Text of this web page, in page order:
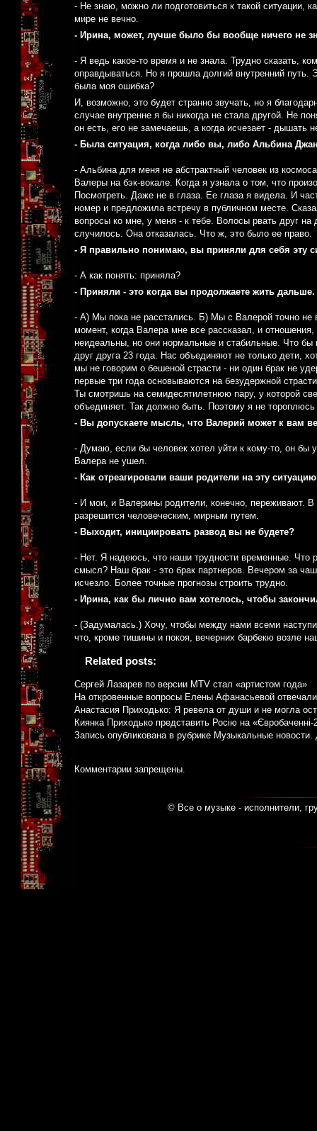
- Не знаю, можно ли подготовиться к такой ситуации,
мире не вечно.
- Ирина, может, лучше было бы вообще ничего не
- Я ведь какое-то время и не знала. Трудно сказать,
оправдываться. Но я прошла долгий внутренний
была моя ошибка?
И, возможно, это будет странно звучать, но я
случае внутренне я бы никогда не стала другой. Не
он есть, его не замечаешь, а когда исчезает - дышать
- Была ситуация, когда либо вы, либо Альбина
- Альбина для меня не абстрактный человек из
Валеры на бэк-вокале. Когда я узнала о том, что
Посмотреть. Даже не в глаза. Ее глаза я видела. И
номер и предложила встречу в публичном месте.
вопросы ко мне, у меня - к тебе. Волосы рвать друг
случилось. Она отказалась. Что ж, это было ее право.
- Я правильно понимаю, вы приняли для себя эту
- А как понять: приняла?
- Приняли - это когда вы продолжаете жить
- А) Мы пока не расстались. Б) Мы с Валерой точно не
момент, когда Валера мне все рассказал, и
неидеальны, но они нормальные и стабильные. Что
друг друга 23 года. Нас объединяют не только дети,
мы не говорим о бешеной страсти - ни один брак не
первые три года основываются на безудержной
Ты смотришь на семидесятилетнюю пару, у которой
объединяет. Так должно быть. Поэтому я не
- Вы допускаете мысль, что Валерий может к вам
- Думаю, если бы человек хотел уйти к кому-то, он бы
Валера не ушел.
- Как отреагировали ваши родители на эту
- И мои, и Валерины родители, конечно, переживают.
разрешится человеческим, мирным путем.
- Выходит, инициировать развод вы не будете?
- Нет. Я надеюсь, что наши трудности временные. Что
смысл? Наш брак - это брак партнеров. Вечером за
исчезло. Более точные прогнозы строить трудно.
- Ирина, как бы лично вам хотелось, чтобы
- (Задумалась.) Хочу, чтобы между нами всеми
что, кроме тишины и покоя, вечерних барбекю возле
Related posts:
Сергей Лазарев по версии MTV стал «артистом года»
На откровенные вопросы Елены Афанасьевой
Анастасия Приходько: Я ревела от души и не могла
Киянка Приходько представить Росію на «Євробаченні-
Запись опубликована в рубрике Музыкальные новости.
Комментарии запрещены.
© Все о музыке - исполнители,